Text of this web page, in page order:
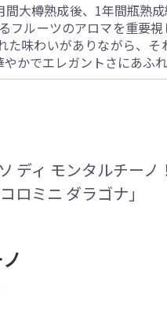
大樽熟成後、1年間瓶熟
フルーツのアロマを重要
味わいがありながら、
かでエレガントさにあふれ
ディ モンタルチーノ
ロミニ ダラゴナ」